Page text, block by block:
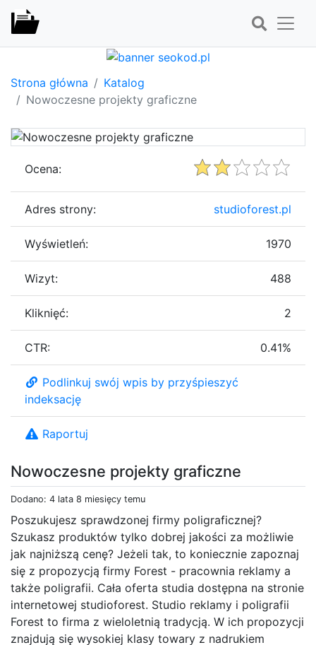
Strona główna
Katalog
Nowoczesne projekty graficzne
Nowoczesne projekty graficzne
Dodano: 4 lata 8 miesięcy temu
Poszukujesz sprawdzonej firmy poligraficznej?
Szukasz produktów tylko dobrej jakości za możliwie
jak najniższą cenę? Jeżeli tak, to koniecznie zapoznaj
się z propozycją firmy Forest - pracownia reklamy a
także poligrafii. Cała oferta studia dostępna na stronie
internetowej studioforest. Studio reklamy i poligrafii
Forest to firma z wieloletnią tradycją. W ich propozycji
znajdują się wysokiej klasy towary z nadrukiem
Ocena:
Adres strony: studioforest.pl
Wyświetleń: 1970
Wizyt: 488
Kliknięć: 2
CTR: 0.41%
Podlinkuj swój wpis by przyśpieszyć
indeksację
Raportuj